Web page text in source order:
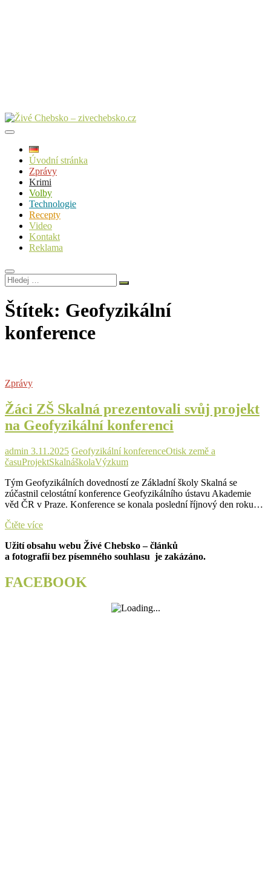
Úvodní stránka
Zprávy
Krimi
Volby
Technologie
Recepty
Video
Kontakt
Reklama
Hledej
…
Štítek: Geofyzikální
konference
Zprávy
Žáci ZŠ Skalná prezentovali svůj projekt
na Geofyzikální konferenci
admin 3.11.2025 Geofyzikální konferenceOtisk země a
časuProjektSkalnáškolaVýzkum
Tým Geofyzikálních dovedností ze Základní školy Skalná se
zúčastnil celostátní konference Geofyzikálního ústavu Akademie
věd ČR v Praze. Konference se konala poslední říjnový den roku…
Čtěte víceŽáci
Skalná
prezentovali
projekt
na
Užití obsahu webu Živé Chebsko – článků
a fotografií bez písemného souhlasu je zakázáno.
FACEBOOK